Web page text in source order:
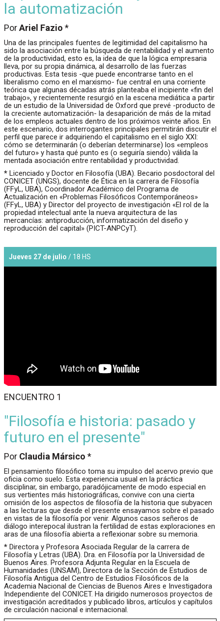
la automatización
PorAriel Fazio *
Una de las principales fuentes de legitimidad del capitalismo ha
sido la asociación entre la búsqueda de rentabilidad y el aumento
de la productividad, esto es, la idea de que la lógica empresaria
lleva, por su propia dinámica, al desarrollo de las fuerzas
productivas. Esta tesis -que puede encontrarse tanto en el
liberalismo como en el marxismo- fue central en una corriente
teórica que algunas décadas atrás planteaba el incipiente «fin del
trabajo», y recientemente resurgió en la escena mediática a partir
de un estudio de la Universidad de Oxford que prevé -producto de
la creciente automatización- la desaparición de más de la mitad
de los empleos actuales dentro de los próximos veinte años. En
este escenario, dos interrogantes principales permitirán discutir el
perfil que parece ir adquiriendo el capitalismo en el siglo XXI:
cómo se determinarán (o deberían determinarse) los «empleos
del futuro» y hasta qué punto es (o seguiría siendo) válida la
mentada asociación entre rentabilidad y productividad.
* Licenciado y Doctor en Filosofía (UBA). Becario posdoctoral del
CONICET (UNGS), docente de Ética en la carrera de Filosofía
(FFyL, UBA), Coordinador Académico del Programa de
Actualización en «Problemas Filosóficos Contemporáneos»
(FFyL, UBA) y Director del proyecto de investigación «El rol de la
propiedad intelectual ante la nueva arquitectura de las
mercancías: antiproducción, informatización del diseño y
reproducción del capital» (PICT-ANPCyT).
Jueves 27 de julio / 18 HS
ENCUENTRO 1
"Filosofía e historia: pasado y
futuro en el presente"
Por Claudia Mársico *
El pensamiento filosófico toma su impulso del acervo previo que
oficia como suelo. Esta experiencia usual en la práctica
disciplinar, sin embargo, paradójicamente de modo especial en
sus vertientes más historiográficas, convive con una cierta
omisión de los aspectos de filosofía de la historia que subyacen
a las lecturas que desde el presente ensayamos sobre el pasado
en vistas de la filosofía por venir. Algunos casos señeros de
diálogo interepocal ilustran la fertilidad de estas exploraciones en
aras de una filosofía abierta a reflexionar sobre su memoria.
* Directora y Profesora Asociada Regular de la carrera de
Filosofía y Letras (UBA). Dra. en Filosofía por la Universidad de
Buenos Aires. Profesora Adjunta Regular en la Escuela de
Humanidades (UNSAM), Directora de la Sección de Estudios de
Filosofía Antigua del Centro de Estudios Filosóficos de la
Academia Nacional de Ciencias de Buenos Aires e Investigadora
Independiente del CONICET. Ha dirigido numerosos proyectos de
investigación acreditados y publicado libros, artículos y capítulos
de circulación nacional e internacional.